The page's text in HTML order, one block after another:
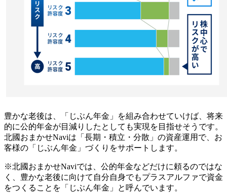
豊かな老後は、「じぶん年金」を組み合わせていけば、将来
的に公的年金が目減りしたとしても実現を目指せそうです。
北國おまかせNaviは「長期・積立・分散」の資産運用で、お
客様の「じぶん年金」づくりをサポートします。
※北國おまかせNaviでは、公的年金などだけに頼るのではな
く、豊かな老後に向けて自分自身でもプラスアルファで資金
をつくることを「じぶん年金」と呼んでいます。